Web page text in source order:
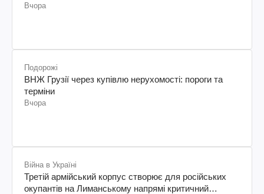
Вчора
Подорожі
ВНЖ Грузії через купівлю нерухомості: пороги та
терміни
Вчора
Війна в Україні
Третій армійський корпус створює для російських
окупантів на Лиманському напрямі критичний